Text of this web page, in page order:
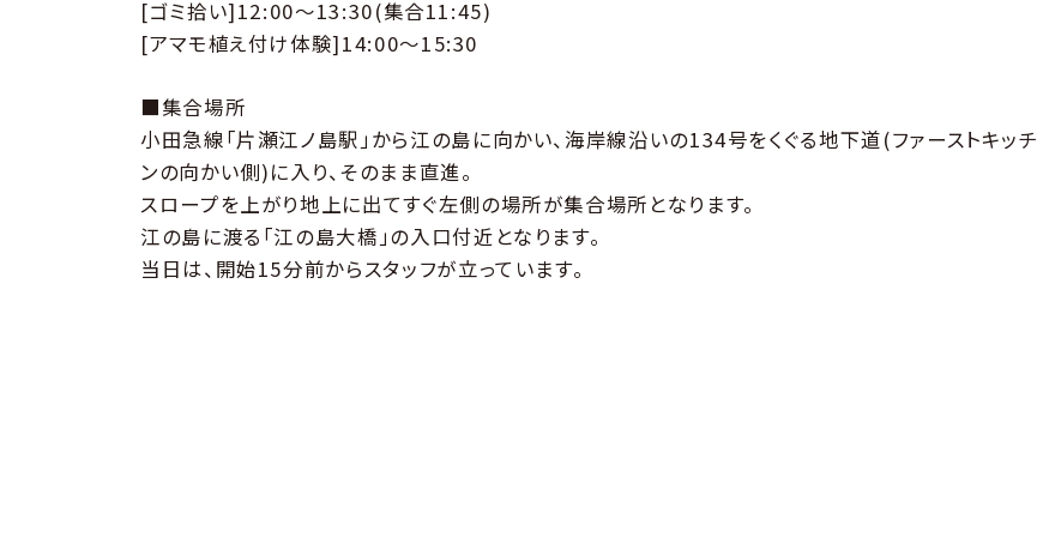
[ゴミ拾い]12:00〜13:30(集合11:45)
[アマモ植え付け体験]14:00〜15:30
■集合場所
小田急線「片瀬江ノ島駅」から江の島に向かい、海岸線沿いの134号をくぐる地下道(ファーストキッチ
ンの向かい側)に入り、そのまま直進。
スロープを上がり地上に出てすぐ左側の場所が集合場所となります。
江の島に渡る「江の島大橋」の入口付近となります。
当日は、開始15分前からスタッフが立っています。